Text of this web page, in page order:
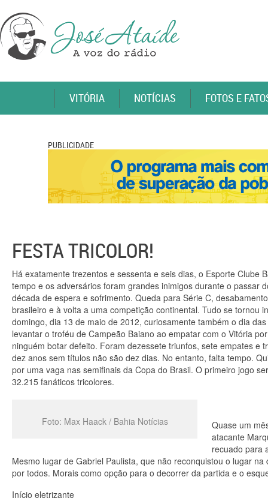
VITÓRIA NOTÍCIAS FOTOS E
PUBLICIDADE
FESTA TRICOLOR!
Há exatamente trezentos e sessenta e seis dias, o Esporte
tempo e os adversários foram grandes inimigos durante o passar
década de espera e sofrimento. Queda para Série C,
brasileiro e à volta a uma competição continental. Tudo se tornou
domingo, dia 13 de maio de 2012, curiosamente também o dia
levantar o troféu de Campeão Baiano ao empatar com o Vitória
ninguém botar defeito. Foram dezessete triunfos, sete empates
dez anos sem títulos não são dez dias. No entanto, falta tempo.
por uma vaga nas semifinais da Copa do Brasil. O primeiro jogo
32.215 fanáticos tricolores.
Foto: Max Haack / Bahia Notícias
Quase um
atacante
recuado para
Mesmo lugar de Gabriel Paulista, que não reconquistou o lugar
por todos. Morais como opção para o decorrer da partida e o
Início eletrizante